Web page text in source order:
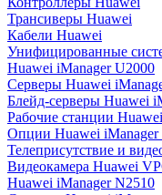
Трансиверы Huawei
Кабели Huawei
Унифицированные
Huawei iManager U2000
Серверы Huawei
Блейд-серверы Huawei
Рабочие станции
Опции Huawei iManager
Телеприсутствие и
Видеокамера Huawei
Huawei iManager N2510